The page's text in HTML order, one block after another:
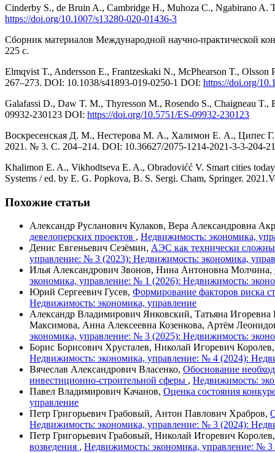
Cinderby S., de Bruin A., Cambridge H., Muhoza C., Ngabi­rano A.
https://doi.org/10.1007/s13280-020-01436-3
Сборник материалов Международной научно-практической
225 с.
Elmqvist T., Andersson E., Frantzeskaki N., McPhearson T.,
267–273. DOI: 10.1038/s41893-019-0250-1 DOI: https://doi.org/
Galafassi D., Daw T. M., Thyresson M., Rosendo S., Chaig­neau
09932-230123 DOI: https://doi.org/10.5751/ES-09932-230123
Воскресенская Д. М., Нестерова М. А., Халимон Е. А., Ципес Г.
2021. № 3. C. 204–214. DOI: 10.36627/2075-1214-2021-3-3-204-
Khalimon E. A., Vikhodtseva E. A., Obradovićć V. Smart cities
Systems / ed. by E. G. Popkova, B. S. Sergi. Cham, Springer.
Похожие статьи
Александр Русланович Кулаков, Вера Александровна
девелоперских проектов , Недвижимость: экономика,
Денис Евгеньевич Сезёмин, АЭС как технически
управление: № 3 (2023): Недвижимость: экономика,
Илья Александрович Звонов, Нина Антоновна Молчина,
экономика, управление: № 1 (2026): Недвижимость:
Юрий Сергеевич Гусев, Формирование факторов риска
Недвижимость: экономика, управление
Александр Владимирович Янковский, Татьяна
Максимова, Анна Алексеевна Козенкова, Артём
экономика, управление: № 3 (2025): Недвижимость:
Борис Борисович Хрусталев, Николай Игоревич Королев,
Недвижимость: экономика, управление: № 4 (2024):
Вячеслав Александрович Власенко, Обоснование
инвестиционно-строительной сферы , Недвижимость:
Павел Владимирович Качанов, Оценка состояния
управление
Петр Григорьевич Грабовый, Антон Павлович Храбров,
Недвижимость: экономика, управление: № 3 (2024):
Петр Григорьевич Грабовый, Николай Игоревич Королев,
возведения , Недвижимость: экономика, управление: №